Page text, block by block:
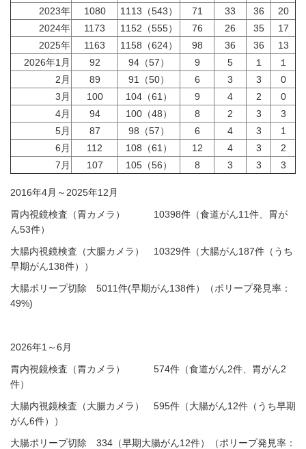
2023年
1080 1113（543） 71 33 36
20
2024年
1173 1152（555） 76 26 35
17
2025年
1163 1158（624） 98 36 36
13
2026年1月
92 94（57） 9 5 １
１
2月
89 91（50） 6 3 3
0
3月
100 104（61） 9 4 2
0
4月
94 100（48） 8 2 3
3
5月
87 98（57） 6 4 3
1
6月
112 108（61） 12 4 3
2
7月
107 105（56） 8 3 3 3
2016年4月～2025年12月
胃内視鏡検査（胃カメラ） 10398件（食道がん11件、胃が
ん53件）
大腸内視鏡検査（大腸カメラ） 10329件（大腸がん187件（うち
早期がん138件））
大腸ポリープ切除 5011件(早期がん138件）（ポリープ発見率：
49%)
2026年1～6月
胃内視鏡検査（胃カメラ） 574件（食道がん2件、胃がん2
件）
大腸内視鏡検査（大腸カメラ） 595件（大腸がん12件（うち早期
がん6件））
大腸ポリープ切除 334（早期大腸がん12件）（ポリープ発見率：